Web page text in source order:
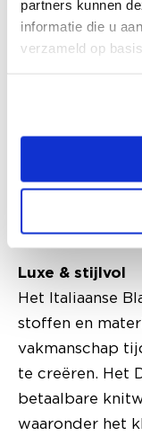
partners kunnen
informatie die u
verzameld op
voor detail. De
tijdloos met een
Frankrijk is het
kort
ook een stoere
Luxe & stijlvol
Het Italiaanse
stoffen en
vakmanschap
te creëren. Het
betaalbare
waaronder het